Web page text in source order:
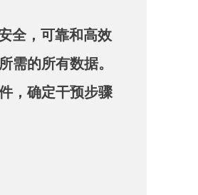
全，可靠和高效
需的所有数据。
，确定干预步骤